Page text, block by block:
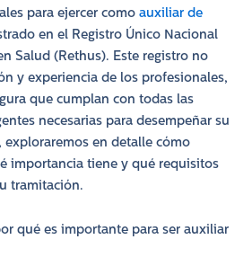
para ejercer como auxiliar de
en el Registro Único Nacional
Salud (Rethus). Este registro no
y experiencia de los profesionales,
que cumplan con todas las
necesarias para desempeñar su
exploraremos en detalle cómo
importancia tiene y qué requisitos
tramitación.
qué es importante para ser auxiliar